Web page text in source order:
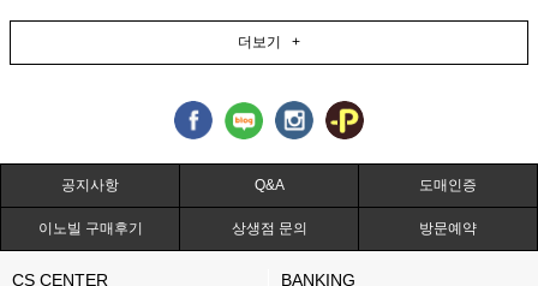
더보기 +
공지사항 Q&A 도매인증
이노빌 구매후기 상생점 문의 방문예약
CS CENTER BANKING